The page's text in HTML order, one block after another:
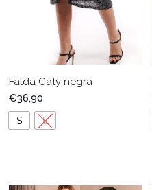
Falda Caty negra
€36,90
S L